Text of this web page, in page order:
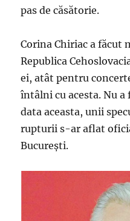
pas de căsătorie.
Corina Chiriac a făcut
Republica
ei, atât pentru
întâlni cu acesta. Nu a
data aceasta, unii
rupturii s-ar aflat
București.